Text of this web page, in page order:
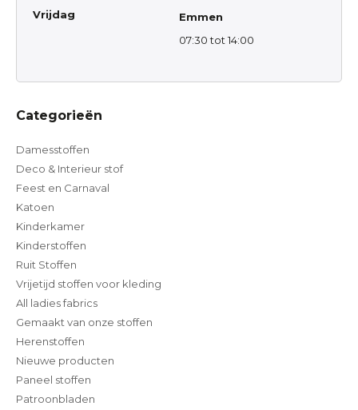
Vrijdag
Emmen
07:30 tot 14:00
Categorieën
Damesstoffen
Deco & Interieur stof
Feest en Carnaval
Katoen
Kinderkamer
Kinderstoffen
Ruit Stoffen
Vrijetijd stoffen voor kleding
All ladies fabrics
Gemaakt van onze stoffen
Herenstoffen
Nieuwe producten
Paneel stoffen
Patroonbladen